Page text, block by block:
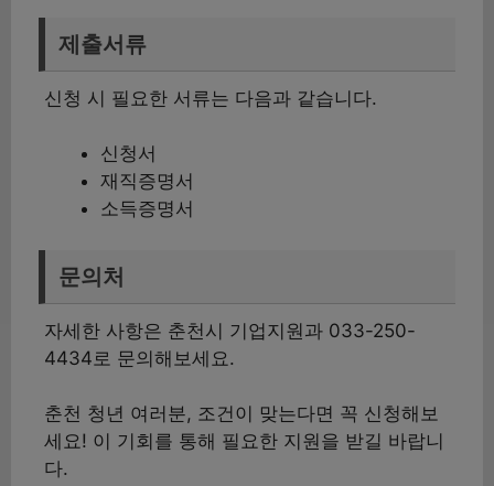
제출서류
신청 시 필요한 서류는 다음과 같습니다.
신청서
재직증명서
소득증명서
문의처
자세한 사항은 춘천시 기업지원과 033-250-
4434로 문의해보세요.
춘천 청년 여러분, 조건이 맞는다면 꼭 신청해보
세요! 이 기회를 통해 필요한 지원을 받길 바랍니
다.